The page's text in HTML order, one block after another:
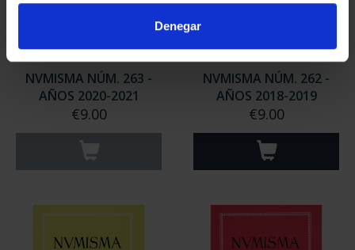
Denegar
NVMISMA NÚM. 263 -
AÑOS 2020-2021
€9.00
NVMISMA NÚM. 262 -
AÑOS 2018-2019
€9.00